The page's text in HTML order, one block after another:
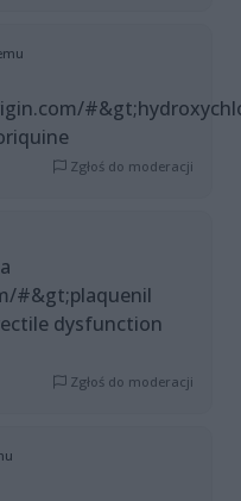
Zgłoś do moderacji
#&gt;plaquenil
dysfunction
Zgłoś do moderacji